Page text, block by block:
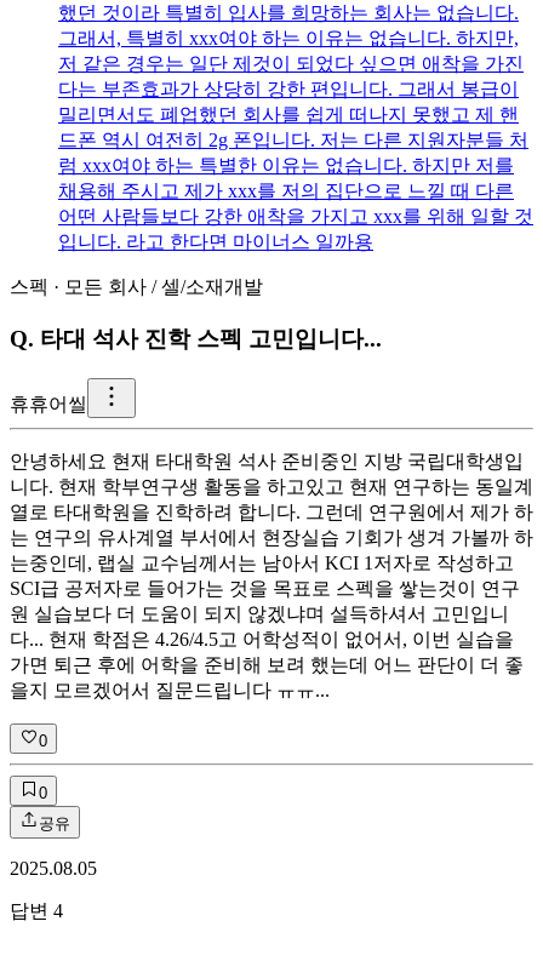
했던 것이라 특별히 입사를 희망하는 회사는 없습니다.
그래서, 특별히 xxx여야 하는 이유는 없습니다. 하지만,
저 같은 경우는 일단 제것이 되었다 싶으면 애착을 가진
다는 부존효과가 상당히 강한 편입니다. 그래서 봉급이
밀리면서도 폐업했던 회사를 쉽게 떠나지 못했고 제 핸
드폰 역시 여전히 2g 폰입니다. 저는 다른 지원자분들 처
럼 xxx여야 하는 특별한 이유는 없습니다. 하지만 저를
채용해 주시고 제가 xxx를 저의 집단으로 느낄 때 다른
어떤 사람들보다 강한 애착을 가지고 xxx를 위해 일할 것
입니다. 라고 한다면 마이너스 일까용
스펙 · 모든 회사 /셀/소재개발
Q. 타대 석사 진학 스펙 고민입니다...
휴휴어씰
안녕하세요 현재 타대학원 석사 준비중인 지방 국립대학생입
니다. 현재 학부연구생 활동을 하고있고 현재 연구하는 동일계
열로 타대학원을 진학하려 합니다. 그런데 연구원에서 제가 하
는 연구의 유사계열 부서에서 현장실습 기회가 생겨 가볼까 하
는중인데, 랩실 교수님께서는 남아서 KCI 1저자로 작성하고
SCI급 공저자로 들어가는 것을 목표로 스펙을 쌓는것이 연구
원 실습보다 더 도움이 되지 않겠냐며 설득하셔서 고민입니
다... 현재 학점은 4.26/4.5고 어학성적이 없어서, 이번 실습을
가면 퇴근 후에 어학을 준비해 보려 했는데 어느 판단이 더 좋
을지 모르겠어서 질문드립니다 ㅠㅠ...
0
0
공유
2025.08.05
답변 4